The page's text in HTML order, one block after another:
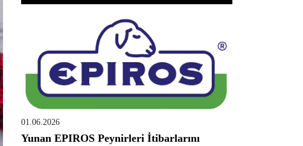
01.06.2026
Yunan EPIROS Peynirleri İtibarlarını